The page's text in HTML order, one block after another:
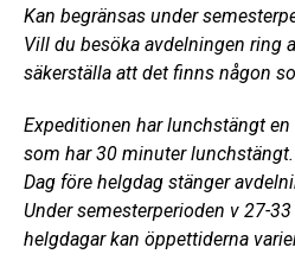
Kan begränsas under
Vill du besöka avdelningen ring
säkerställa att det finns någon
Expeditionen har lunchstängt
som har 30 minuter lunchstängt.
Dag före helgdag stänger
Under semesterperioden v 27-
helgdagar kan öppettiderna